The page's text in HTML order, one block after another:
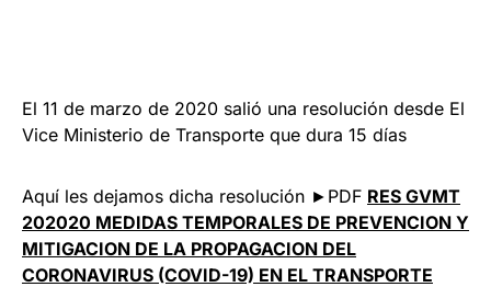
El 11 de marzo de 2020 salió una resolución desde El
Vice Ministerio de Transporte que dura 15 días
Aquí les dejamos dicha resolución ►PDF RES GVMT
202020 MEDIDAS TEMPORALES DE PREVENCION Y
MITIGACION DE LA PROPAGACION DEL
CORONAVIRUS (COVID-19) EN EL TRANSPORTE